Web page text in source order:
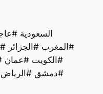
#المغرب #الجزائر
#الكويت #عمان
#دمشق #الرياض